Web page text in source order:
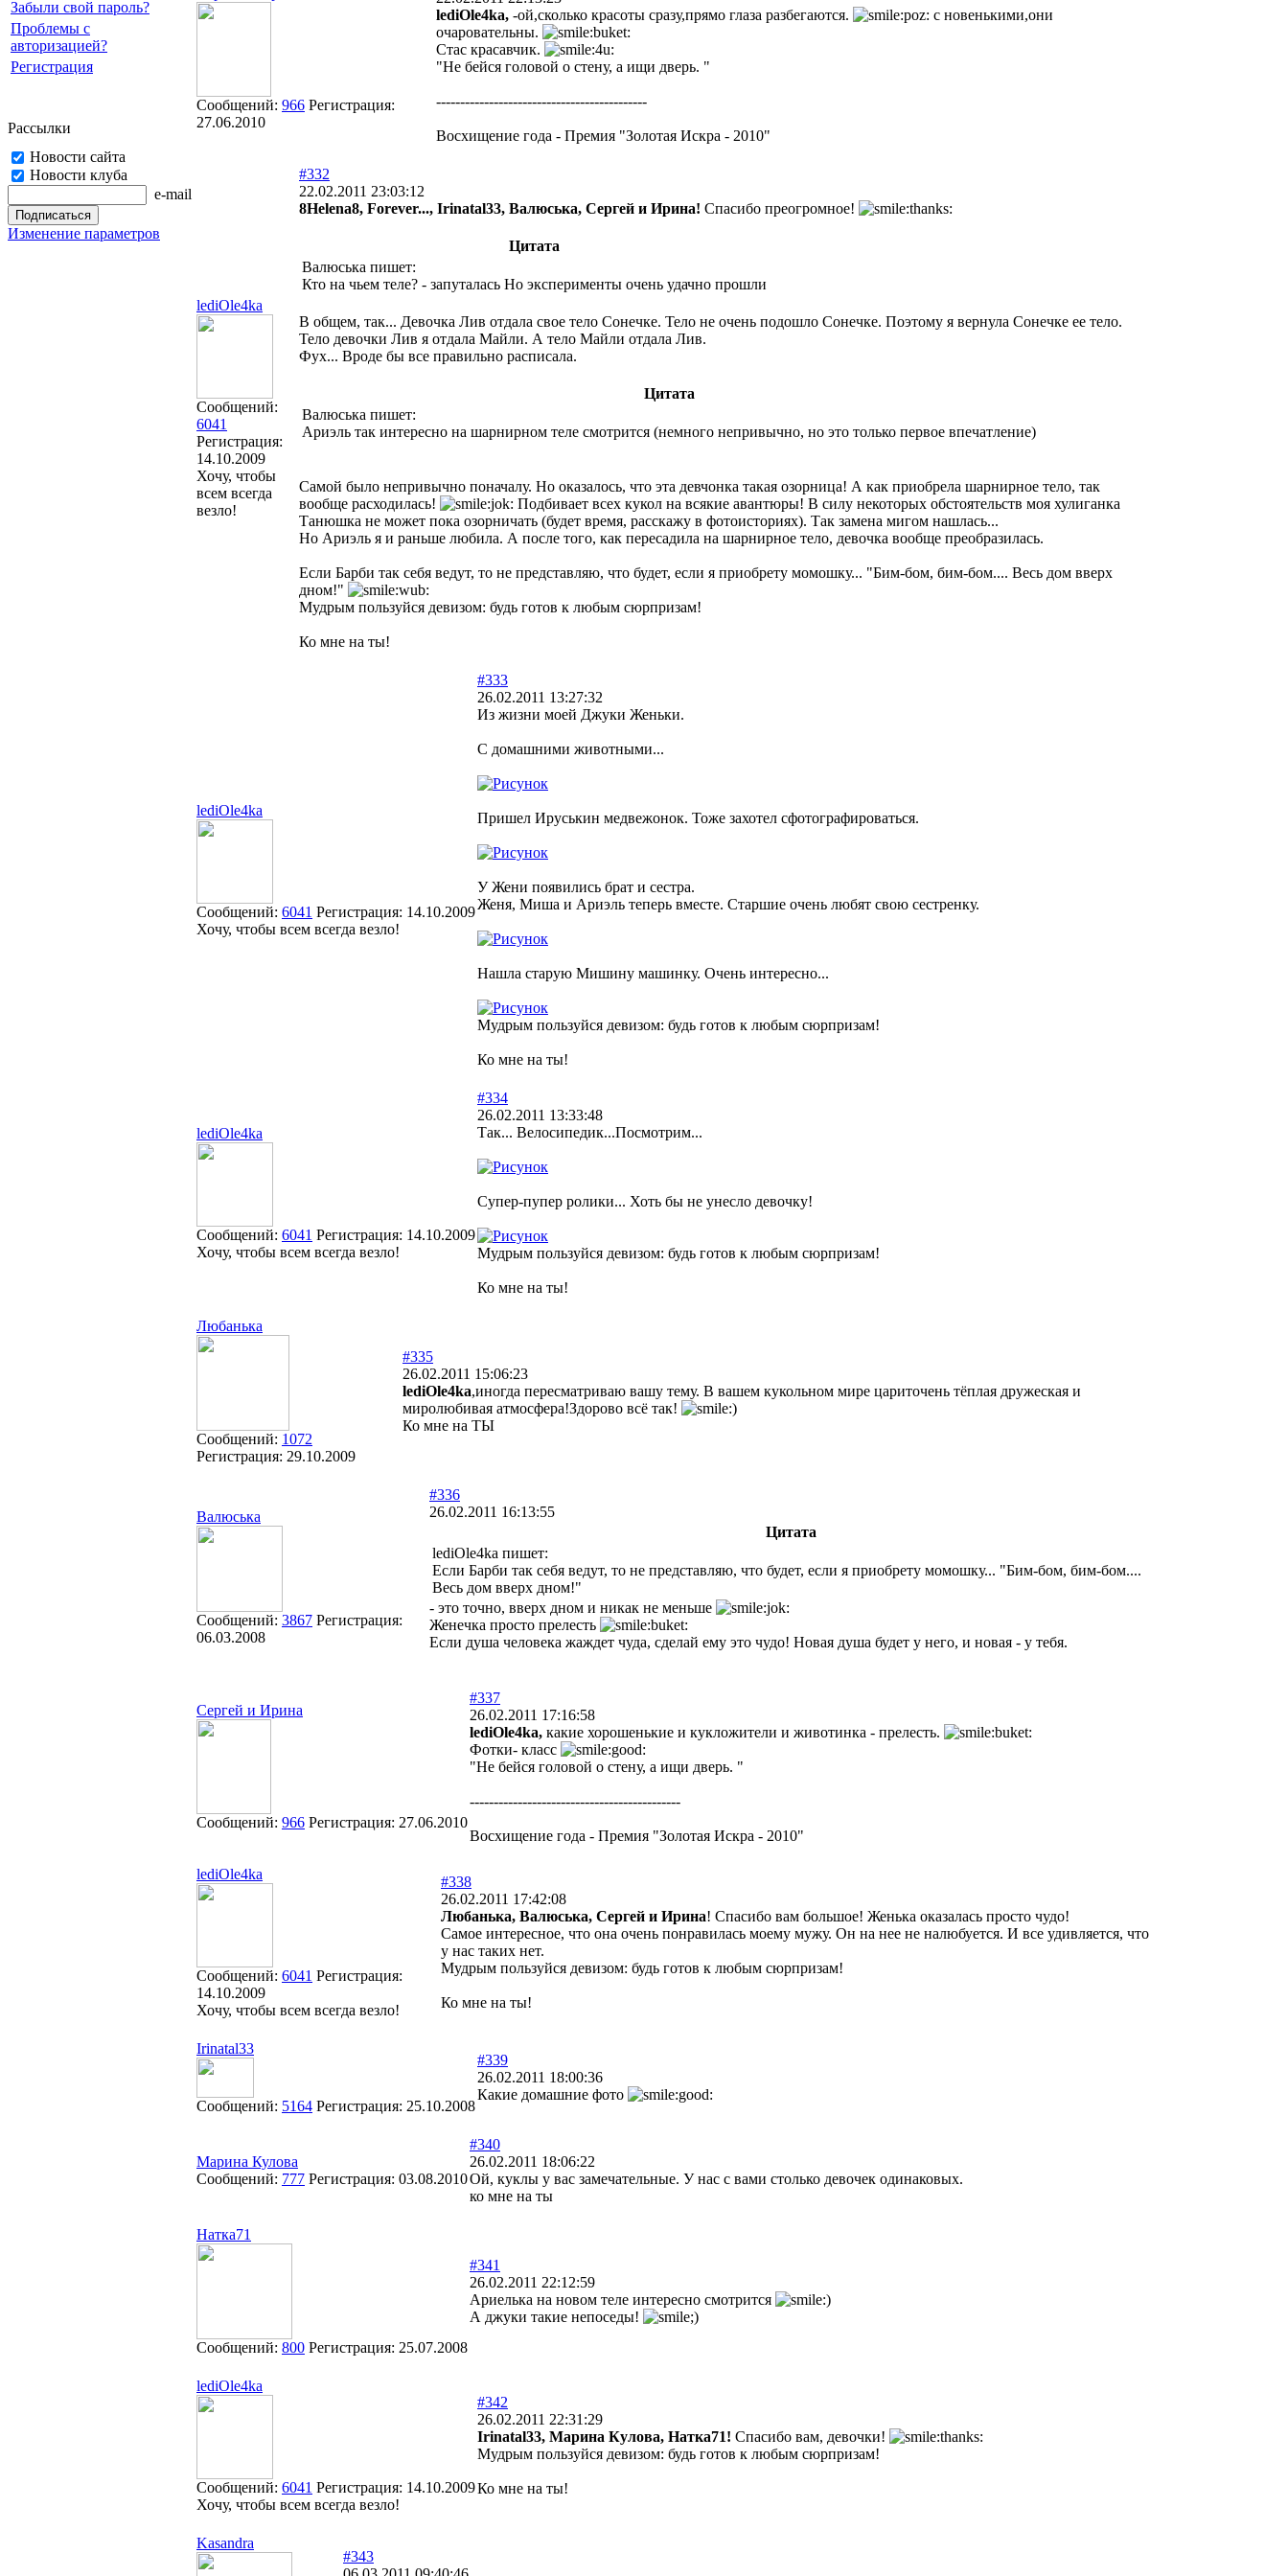
Забыли свой пароль?
Проблемы с
авторизацией?
Регистрация
Рассылки
Новости сайта
Новости клуба
e-mail
Изменение параметров
Сообщений: 966 Регистрация:
27.06.2010
lediOle4ka, -ой,сколько красоты сразу,прямо глаза разбегаются.
с новенькими,они
очаровательны.
Стас красавчик.
"Не бейся головой о стену, а ищи дверь. "
--------------------------------------------
Восхищение года - Премия "Золотая Искра - 2010"
lediOle4ka
Сообщений:
6041
Регистрация:
14.10.2009
Хочу, чтобы
всем всегда
везло!
#332
22.02.2011 23:03:12
8Helena8, Forever..., Irinatal33, Валюська, Сергей и Ирина! Спасибо преогромное!
Цитата
Валюська пишет:
Кто на чьем теле? - запуталась Но эксперименты очень удачно прошли
В общем, так... Девочка Лив отдала свое тело Сонечке. Тело не очень подошло Сонечке. Поэтому я вернула Сонечке ее тело.
Тело девочки Лив я отдала Майли. А тело Майли отдала Лив.
Фух... Вроде бы все правильно расписала.
Цитата
Валюська пишет:
Ариэль так интересно на шарнирном теле смотрится (немного непривычно, но это только первое впечатление)
Самой было непривычно поначалу. Но оказалось, что эта девчонка такая озорница! А как приобрела шарнирное тело, так
вообще расходилась!
Подбивает всех кукол на всякие авантюры! В силу некоторых обстоятельств моя хулиганка
Танюшка не может пока озорничать (будет время, расскажу в фотоисториях). Так замена мигом нашлась...
Но Ариэль я и раньше любила. А после того, как пересадила на шарнирное тело, девочка вообще преобразилась.
Если Барби так себя ведут, то не представляю, что будет, если я приобрету момошку... "Бим-бом, бим-бом.... Весь дом вверх
дном!"
Мудрым пользуйся девизом: будь готов к любым сюрпризам!
Ко мне на ты!
lediOle4ka
Сообщений: 6041 Регистрация: 14.10.2009
Хочу, чтобы всем всегда везло!
#333
26.02.2011 13:27:32
Из жизни моей Джуки Женьки.
С домашними животными...
Пришел Ируськин медвежонок. Тоже захотел сфотографироваться.
У Жени появились брат и сестра.
Женя, Миша и Ариэль теперь вместе. Старшие очень любят свою сестренку.
Нашла старую Мишину машинку. Очень интересно...
Мудрым пользуйся девизом: будь готов к любым сюрпризам!
Ко мне на ты!
lediOle4ka
Сообщений: 6041 Регистрация: 14.10.2009
Хочу, чтобы всем всегда везло!
#334
26.02.2011 13:33:48
Так... Велосипедик...Посмотрим...
Супер-пупер ролики... Хоть бы не унесло девочку!
Мудрым пользуйся девизом: будь готов к любым сюрпризам!
Ко мне на ты!
Любанька
Сообщений: 1072
Регистрация: 29.10.2009
#335
26.02.2011 15:06:23
lediOle4ka,иногда пересматриваю вашу тему. В вашем кукольном мире цариточень тёплая дружеская и
миролюбивая атмосфера!Здорово всё так!
Ко мне на ТЫ
Валюська
Сообщений: 3867 Регистрация:
06.03.2008
#336
26.02.2011 16:13:55
Цитата
lediOle4ka пишет:
Если Барби так себя ведут, то не представляю, что будет, если я приобрету момошку... "Бим-бом, бим-бом....
Весь дом вверх дном!"
- это точно, вверх дном и никак не меньше
Женечка просто прелесть
Если душа человека жаждет чуда, сделай ему это чудо! Новая душа будет у него, и новая - у тебя.
Сергей и Ирина
Сообщений: 966 Регистрация: 27.06.2010
#337
26.02.2011 17:16:58
lediOle4ka, какие хорошенькие и кукложители и животинка - прелесть.
Фотки- класс
"Не бейся головой о стену, а ищи дверь. "
--------------------------------------------
Восхищение года - Премия "Золотая Искра - 2010"
lediOle4ka
Сообщений: 6041 Регистрация:
14.10.2009
Хочу, чтобы всем всегда везло!
#338
26.02.2011 17:42:08
Любанька, Валюська, Сергей и Ирина! Спасибо вам большое! Женька оказалась просто чудо!
Самое интересное, что она очень понравилась моему мужу. Он на нее не налюбуется. И все удивляется, что
у нас таких нет.
Мудрым пользуйся девизом: будь готов к любым сюрпризам!
Ко мне на ты!
Irinatal33
Сообщений: 5164 Регистрация: 25.10.2008
#339
26.02.2011 18:00:36
Какие домашние фото
Марина Кулова
Сообщений: 777 Регистрация: 03.08.2010
#340
26.02.2011 18:06:22
Ой, куклы у вас замечательные. У нас с вами столько девочек одинаковых.
ко мне на ты
Натка71
Сообщений: 800 Регистрация: 25.07.2008
#341
26.02.2011 22:12:59
Ариелька на новом теле интересно смотрится
А джуки такие непоседы!
lediOle4ka
Сообщений: 6041 Регистрация: 14.10.2009
Хочу, чтобы всем всегда везло!
#342
26.02.2011 22:31:29
Irinatal33, Марина Кулова, Натка71! Спасибо вам, девочки!
Мудрым пользуйся девизом: будь готов к любым сюрпризам!
Ко мне на ты!
Kasandra
#343